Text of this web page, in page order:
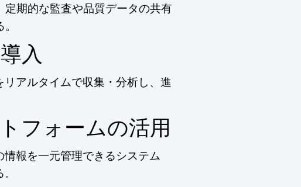
期的な監査や品質データの共有
入
アルタイムで収集・分析し、進
フォームの活用
報を一元管理できるシステム